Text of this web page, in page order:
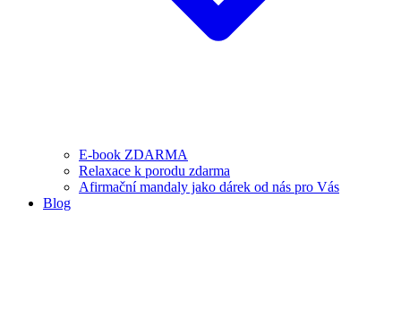
E-book ZDARMA
Relaxace k porodu zdarma
Afirmační mandaly jako dárek od nás pro Vás
Blog